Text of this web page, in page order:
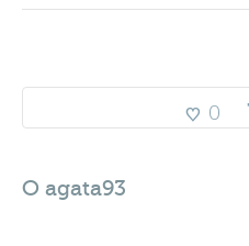
0
O agata93